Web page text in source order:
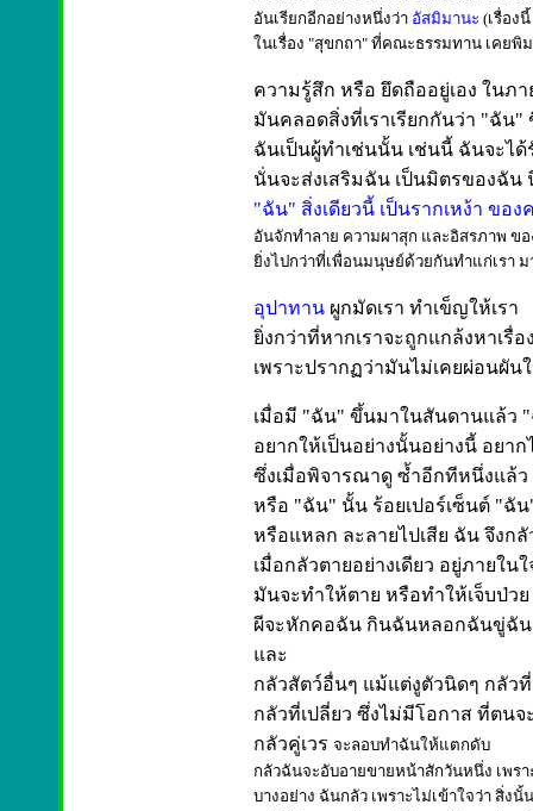
อันเรียกอีกอย่างหนึ่งว่า อัสมิมานะ (เรื่อง
ในเรื่อง "สุขกถา" ที่คณะธรรมทาน เคย
ความรู้สึก หรือ ยึดถืออยู่เอง ใน
มันคลอดสิ่งที่เราเรียกกันว่า "ฉัน
ฉันเป็นผู้ทำเช่นนั้น เช่นนี้ ฉันจะไ
นั่นจะส่งเสริมฉัน เป็นมิตรของฉั
"ฉัน" สิ่งเดียวนี้ เป็นรากเหง้า ขอ
อันจักทำลาย ความผาสุก และอิสรภาพ ขอ
ยิ่งไปกว่าที่เพื่อนมนุษย์ด้วยกันทำแก่เรา
อุปาทาน ผูกมัดเรา ทำเข็ญให้เรา
ยิ่งกว่าที่หากเราจะถูกแกล้งหาเรื่
เพราะปรากฏว่ามันไม่เคยผ่อนผั
เมื่อมี "ฉัน" ขึ้นมาในสันดานแล้ว
อยากให้เป็นอย่างนั้นอย่างนี้ อยา
ซึ่งเมื่อพิจารณาดู ซ้ำอีกทีหนึ่งแล้ว
หรือ "ฉัน" นั้น ร้อยเปอร์เซ็นต์ "ฉัน
หรือแหลก ละลายไปเสีย ฉัน จึง
เมื่อกลัวตายอย่างเดียว อยู่ภายใน
มันจะทำให้ตาย หรือทำให้เจ็บป่ว
ผีจะหักคอฉัน กินฉันหลอกฉันขู่ฉัน
และ
กลัวสัตว์อื่นๆ แม้แต่งูตัวนิดๆ กลัว
กลัวที่เปลี่ยว ซึ่งไม่มีโอกาส ที่ตน
กลัวคู่เวร จะลอบทำฉันให้แตกดับ
กลัวฉันจะอับอายขายหน้าสักวันหนึ่ง เพร
บางอย่าง ฉันกลัว เพราะไม่เข้าใจว่า สิ่งนั้